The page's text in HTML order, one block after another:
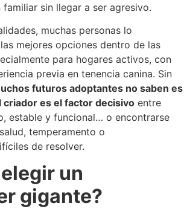
sin llegar a ser agresivo.
muchas personas lo
mejores opciones dentro de las
para hogares activos, con
previa en tenencia canina. Sin
futuros adoptantes no saben es
criador es el factor decisivo entre
estable y funcional… o encontrarse
temperamento o
de resolver.
un
gigante?